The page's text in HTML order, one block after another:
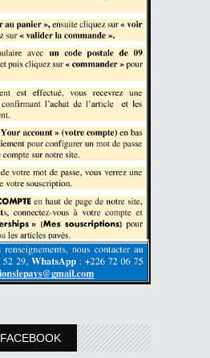
FACEBOOK